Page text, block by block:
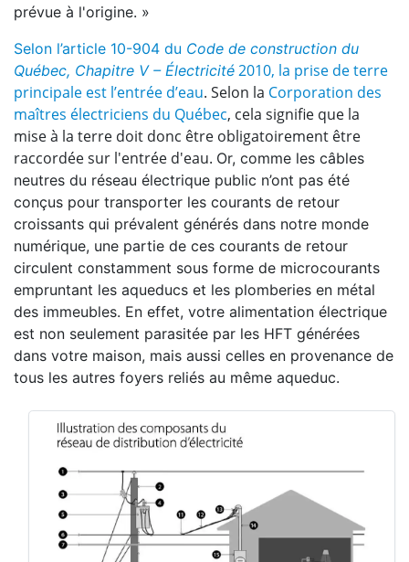
prévue à l'origine. »
Selon l’article 10-904 du Code de construction du
Québec, Chapitre V – Électricité 2010, la prise de terre
principale est l’entrée d’eau. Selon la Corporation des
maîtres électriciens du Québec, cela signifie que la
mise à la terre doit donc être obligatoirement être
raccordée sur l'entrée d'eau. Or, comme les câbles
neutres du réseau électrique public n’ont pas été
conçus pour transporter les courants de retour
croissants qui prévalent générés dans notre monde
numérique, une partie de ces courants de retour
circulent constamment sous forme de microcourants
empruntant les aqueducs et les plomberies en métal
des immeubles. En effet, votre alimentation électrique
est non seulement parasitée par les HFT générées
dans votre maison, mais aussi celles en provenance de
tous les autres foyers reliés au même aqueduc.